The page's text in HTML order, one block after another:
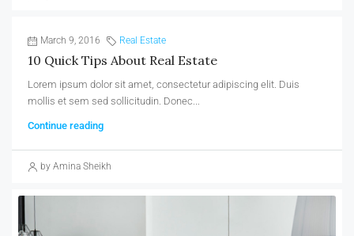
March 9, 2016 Real Estate
10 Quick Tips About Real Estate
Lorem ipsum dolor sit amet, consectetur adipiscing elit. Duis
mollis et sem sed sollicitudin. Donec...
Continue reading
by Amina Sheikh